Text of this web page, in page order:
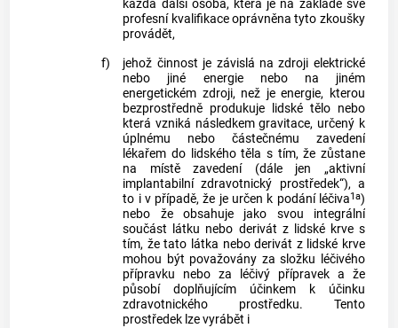
každá další osoba, která je na základě své
profesní kvalifikace oprávněna tyto zkoušky
provádět,
f)
jehož činnost je závislá na zdroji elektrické
nebo jiné energie nebo na jiném
energetickém zdroji, než je energie, kterou
bezprostředně produkuje lidské tělo nebo
která vzniká následkem gravitace, určený k
úplnému nebo částečnému zavedení
lékařem do lidského těla s tím, že zůstane
na místě zavedení (dále jen „aktivní
implantabilní zdravotnický prostředek“), a
to i v případě, že je určen k podání léčiva1a)
nebo že obsahuje jako svou integrální
součást látku nebo derivát z lidské krve s
tím, že tato látka nebo derivát z lidské krve
mohou být považovány za složku léčivého
přípravku nebo za léčivý přípravek a že
působí doplňujícím účinkem k účinku
zdravotnického prostředku. Tento
prostředek lze vyrábět i